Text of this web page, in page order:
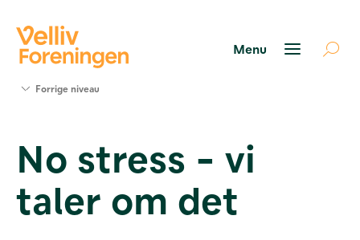
Værktøjer
og viden
Om Velliv
Foreningen
Forrige niveau
No stress - vi
taler om det